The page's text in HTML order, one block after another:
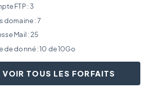
FTP : 3
domaine : 7
Mail : 25
de donné : 10 de 10Go
VOIR TOUS LES FORFAITS